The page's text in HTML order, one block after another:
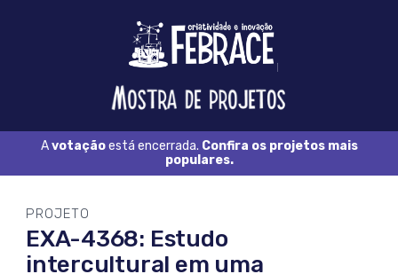
Logo
FEBRACE
Feira
Brasileira
Ciência
e
Tecnologia
Avotaçãoestá encerrada. Confira os projetos mais
populares.
PROJETO
EXA-4368: Estudo
intercultural em uma